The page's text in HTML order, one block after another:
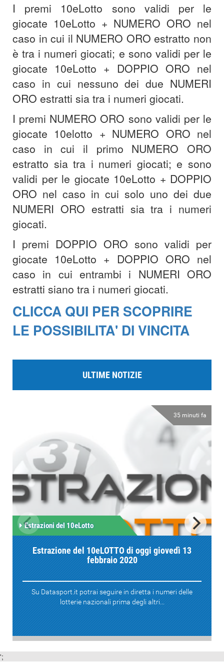
I premi 10eLotto sono validi per le
giocate 10eLotto + NUMERO ORO nel
caso in cui il NUMERO ORO estratto non
è tra i numeri giocati; e sono validi per le
giocate 10eLotto + DOPPIO ORO nel
caso in cui nessuno dei due NUMERI
ORO estratti sia tra i numeri giocati.
I premi NUMERO ORO sono validi per le
giocate 10elotto + NUMERO ORO nel
caso in cui il primo NUMERO ORO
estratto sia tra i numeri giocati; e sono
validi per le giocate 10eLotto + DOPPIO
ORO nel caso in cui solo uno dei due
NUMERI ORO estratti sia tra i numeri
giocati.
I premi DOPPIO ORO sono validi per
giocate 10eLotto + DOPPIO ORO nel
caso in cui entrambi i NUMERI ORO
estratti siano tra i numeri giocati.
CLICCA QUI PER SCOPRIRE
LE POSSIBILITA' DI VINCITA
ULTIME NOTIZIE
35 minuti fa
Estrazioni del 10eLotto
Estrazione del 10eLOTTO di oggi giovedì 13
febbraio 2020
Su Datasport.it potrai seguire in diretta i numeri delle
lotterie nazionali prima degli altri...
';